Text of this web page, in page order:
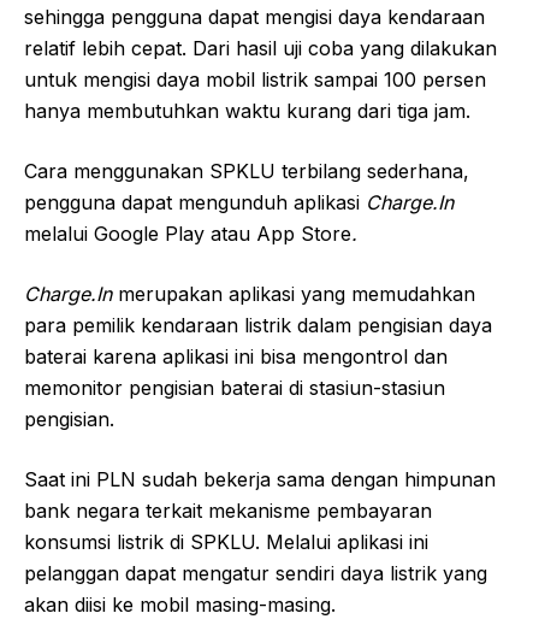
sehingga pengguna dapat mengisi daya kendaraan
relatif lebih cepat. Dari hasil uji coba yang dilakukan
untuk mengisi daya mobil listrik sampai 100 persen
hanya membutuhkan waktu kurang dari tiga jam.
Cara menggunakan SPKLU terbilang sederhana,
pengguna dapat mengunduh aplikasi Charge.In
melalui Google Play atau App Store.
Charge.Inmerupakan aplikasi yang memudahkan
para pemilik kendaraan listrik dalam pengisian daya
baterai karena aplikasi ini bisa mengontrol dan
memonitor pengisian baterai di stasiun-stasiun
pengisian.
Saat ini PLN sudah bekerja sama dengan himpunan
bank negara terkait mekanisme pembayaran
konsumsi listrik di SPKLU. Melalui aplikasi ini
pelanggan dapat mengatur sendiri daya listrik yang
akan diisi ke mobil masing-masing.